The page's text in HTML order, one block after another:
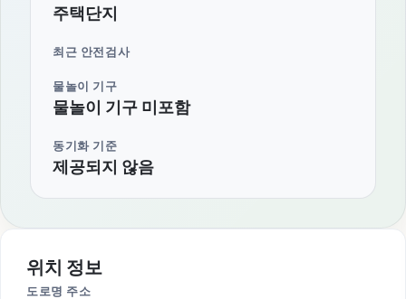
주택단지
최근 안전검사
물놀이 기구
물놀이 기구 미포함
동기화 기준
제공되지 않음
위치 정보
도로명 주소